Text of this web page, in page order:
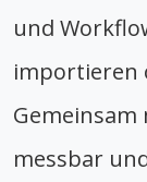
und
importieren
messbar